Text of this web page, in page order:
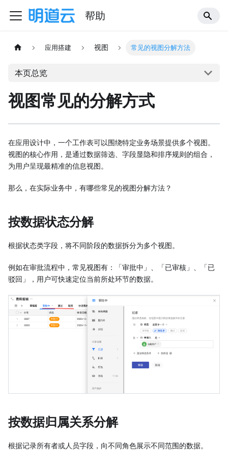
帮助
应用搭建 视图 常见的视图分解方法
本页总览
视图常见的分解方式
在应用设计中，一个工作表可以围绕特定业务场景提供多个视图。
视图的核心作用，是通过数据筛选、字段显隐和排序规则的组合，
为用户呈现最精准的信息视图。
那么，在实际业务中，有哪些常见的视图分解方法？
按数据状态分解
根据状态类字段，将不同阶段的数据拆分为多个视图。
例如在审批流程中，常见视图有：「审批中」、「已审核」、「已
驳回」，用户可快速定位当前所处环节的数据。
按数据归属关系分解
根据记录所有者或人员字段，向不同角色展示不同范围的数据。